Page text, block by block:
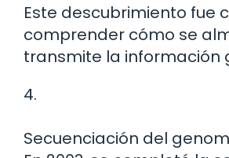
Este descubrimiento fue
comprender cómo se
transmite la información
4.
Secuenciación del